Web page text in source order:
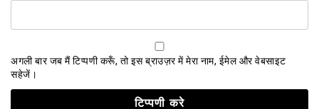
अगली बार जब मैं टिप्पणी करूँ, तो इस ब्राउज़र में मेरा नाम, ईमेल और वेबसाइट
सहेजें।